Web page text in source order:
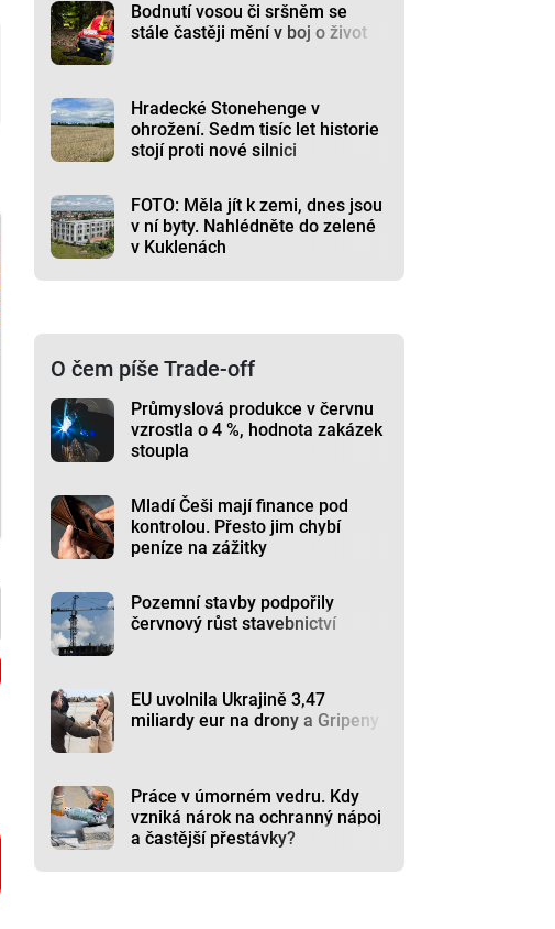
Bodnutí vosou či sršněm se
stále častěji mění v boj o život
Hradecké Stonehenge v
ohrožení. Sedm tisíc let historie
stojí proti nové silnici
FOTO: Měla jít k zemi, dnes jsou
v ní byty. Nahlédněte do zelené
v Kuklenách
O čem píše Trade-off
Průmyslová produkce v červnu
vzrostla o 4 %, hodnota zakázek
stoupla
Mladí Češi mají finance pod
kontrolou. Přesto jim chybí
peníze na zážitky
Pozemní stavby podpořily
červnový růst stavebnictví
EU uvolnila Ukrajině 3,47
miliardy eur na drony a Gripeny
Práce v úmorném vedru. Kdy
vzniká nárok na ochranný nápoj
a častější přestávky?